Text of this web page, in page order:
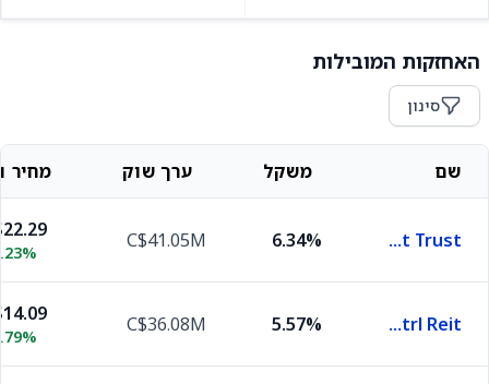
האחזקות המובילות
סינון
שם משקל ערך שוק מחיר
Primaris Real Estate Investment Trust
6.34%
C$41.05M
Dream Industrl Reit
5.57%
C$36.08M